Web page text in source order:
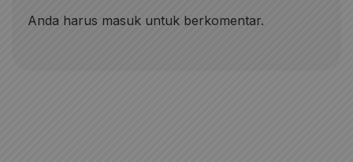
Anda harus masuk untuk berkomentar.